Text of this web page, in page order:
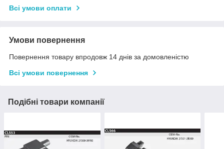
Всі умови оплати
Умови повернення
Повернення товару впродовж 14 днів за домовленістю
Всі умови повернення
Подібні товари компанії